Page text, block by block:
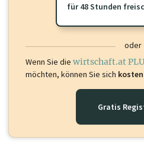
für 48 Stunden
oder
Wenn Sie die wirtschaft.at
möchten, können Sie sich
Gratis